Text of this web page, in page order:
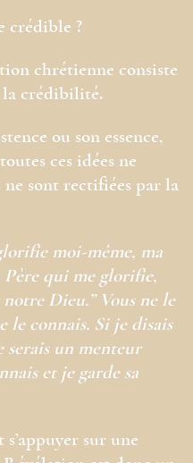
crédible ?
chrétienne consiste
la crédibilité.
ou son essence,
ces idées ne
sont rectifiées par la
moi-même, ma
Père qui me glorifie,
Dieu.” Vous ne le
le connais. Si je disais
serais un menteur
et je garde sa
sur une